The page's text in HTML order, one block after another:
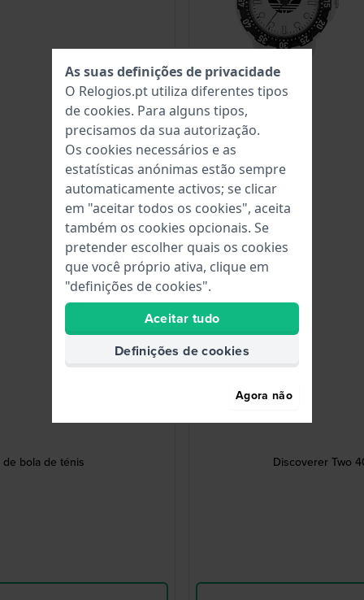
bola de ténis Discoverer Two
As suas definições de privacidade
O Relogios.pt utiliza diferentes tipos
de cookies. Para alguns tipos,
precisamos da sua autorização.
Os cookies necessários e as
estatísticas anónimas estão sempre
automaticamente activos; se clicar
em "aceitar todos os cookies", aceita
também os cookies opcionais. Se
pretender escolher quais os cookies
que você próprio ativa, clique em
"definições de cookies".
Aceitar tudo
Definições de cookies
Agora não